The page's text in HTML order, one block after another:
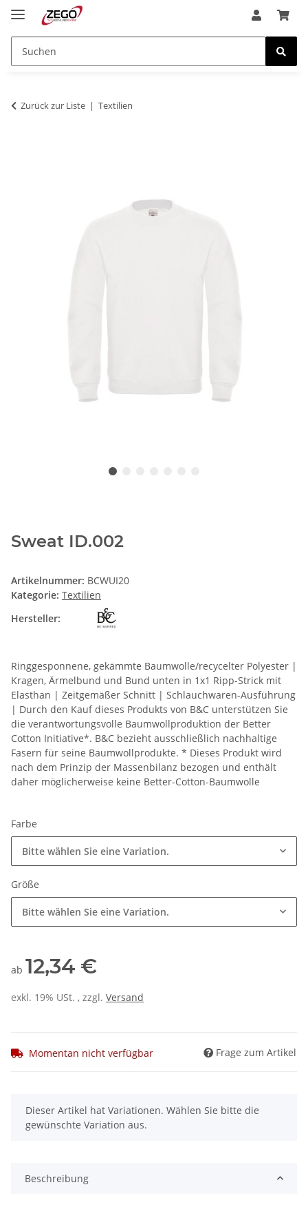
Zurück zur Liste Textilien
Sweat ID.002
Artikelnummer: BCWUI20
Kategorie: Textilien
Hersteller:
Ringgesponnene, gekämmte Baumwolle/recycelter Polyester |
Kragen, Ärmelbund und Bund unten in 1x1 Ripp-Strick mit
Elasthan | Zeitgemäßer Schnitt | Schlauchwaren-Ausführung
| Durch den Kauf dieses Produkts von B&C unterstützen Sie
die verantwortungsvolle Baumwollproduktion der Better
Cotton Initiative*. B&C bezieht ausschließlich nachhaltige
Fasern für seine Baumwollprodukte. * Dieses Produkt wird
nach dem Prinzip der Massenbilanz bezogen und enthält
daher möglicherweise keine Better-Cotton-Baumwolle
Farbe
Bitte wählen Sie eine Variation.
Größe
Bitte wählen Sie eine Variation.
ab 12,34 €
exkl. 19% USt. , zzgl. Versand
Momentan nicht verfügbar Frage zum Artikel
x
Dieser Artikel hat Variationen. Wählen Sie bitte die
gewünschte Variation aus.
Beschreibung